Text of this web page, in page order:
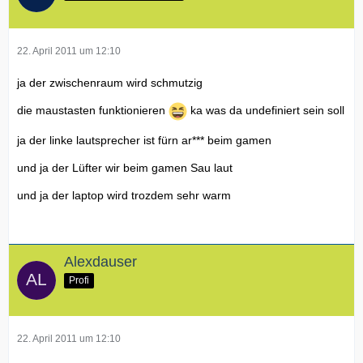
22. April 2011 um 12:10
ja der zwischenraum wird schmutzig
die maustasten funktionieren ka was da undefiniert sein soll
ja der linke lautsprecher ist fürn ar*** beim gamen
und ja der Lüfter wir beim gamen Sau laut
und ja der laptop wird trozdem sehr warm
Alexdauser
Profi
22. April 2011 um 12:10